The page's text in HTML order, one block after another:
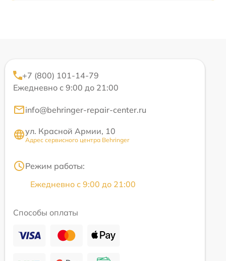
+7 (800) 101-14-79
Ежедневно с 9:00 до 21:00
info@behringer-repair-center.ru
ул. Красной Армии, 10
Адрес сервисного центра Behringer
Режим работы:
Ежедневно с 9:00 до 21:00
Способы оплаты